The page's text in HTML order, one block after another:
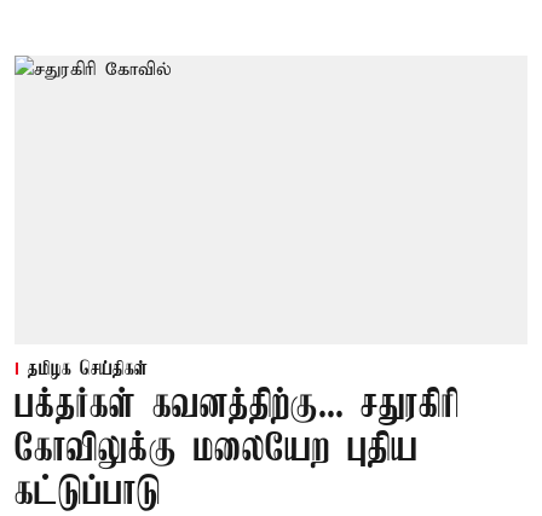
தமிழக செய்திகள்
பக்தர்கள் கவனத்திற்கு... சதுரகிரி
கோவிலுக்கு மலையேற புதிய
கட்டுப்பாடு